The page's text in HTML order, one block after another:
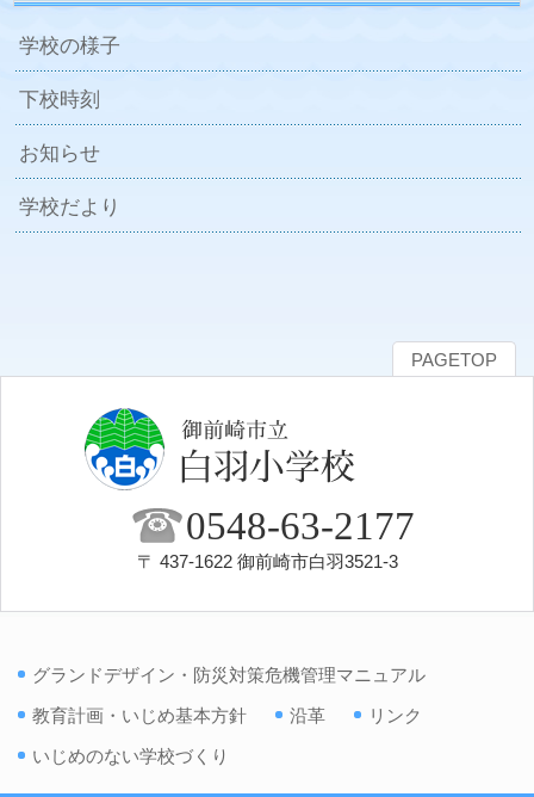
学校の様子
下校時刻
お知らせ
学校だより
PAGETOP
0548-63-2177
〒 437-1622 御前崎市白羽3521-3
グランドデザイン・防災対策危機管理マニュアル
教育計画・いじめ基本方針
沿革
リンク
いじめのない学校づくり